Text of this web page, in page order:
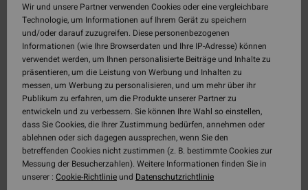
Wir und unsere Partner verwenden Cookies oder eine vergleichbare
Technologie, um Informationen auf Ihrem Gerät zu speichern
und/oder darauf zuzugreifen. Diese personenbezogenen
Informationen (wie Ihre Browserdaten und Ihre IP-Adresse) können
verwendet werden, um Ihnen personalisierte Beiträge und Inhalte zu
präsentieren, um die Leistung von Werbung und Inhalten zu
messen, um Werbung zu personalisieren, und um mehr über ihr
Publikum zu erfahren, um die Produkte unserer Partner zu
entwickeln und zu verbessern. Sie können Ihre Wahl so einstellen,
dass Sie Cookies, die Ihrer Zustimmung bedürfen, annehmen oder
ablehnen oder sich dagegen aussprechen, wenn Sie den
betreffenden Cookies nicht zustimmen (z. B. bestimmte Cookies zur
Messung der Besucherzahlen). Weitere Informationen finden Sie in
unserer : Cookie-Richtlinieund Datenschutzrichtlinie